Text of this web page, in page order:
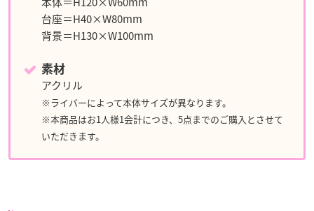
台座＝H40×W80mm
背景＝H130×W100mm
素材
アクリル
※ライバーによって本体サイズが異なります。
※本商品はお1人様1会計につき、5点までのご購入とさせて
いただきます。